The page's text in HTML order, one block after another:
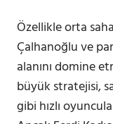
Özellikle orta
Çalhanoğlu ve
alanını domine
büyük stratejisi,
gibi hızlı